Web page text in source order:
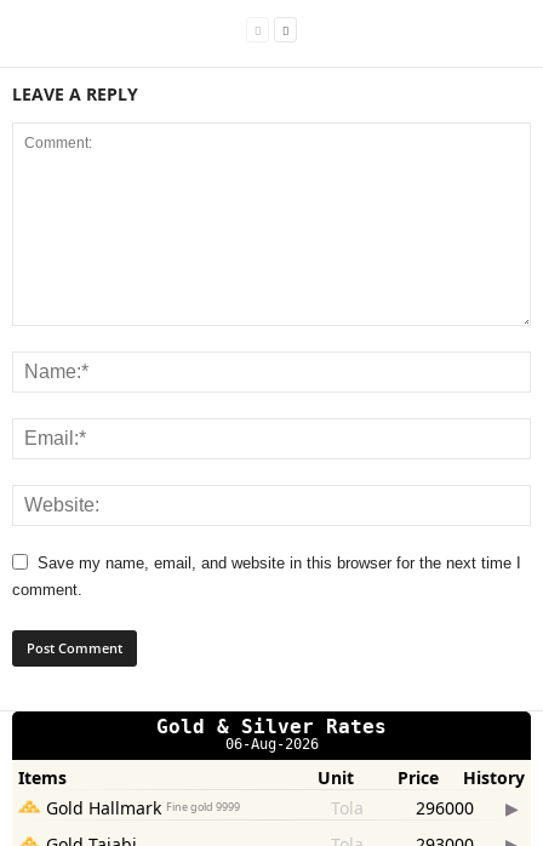
LEAVE A REPLY
Save my name, email, and website in this browser for the next time I
comment.